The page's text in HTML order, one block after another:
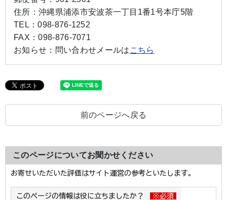
住所： 沖縄県浦添市安波茶一丁目1番1号本庁5階
TEL：098-876-1252
FAX：098-876-7071
お知らせ： 問い合わせメールは こちら
前のページへ戻る
このページについてお聞かせください